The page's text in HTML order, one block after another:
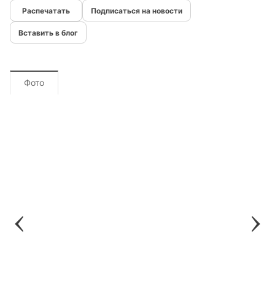
Подписаться на новости
Вставить в блог
Фото